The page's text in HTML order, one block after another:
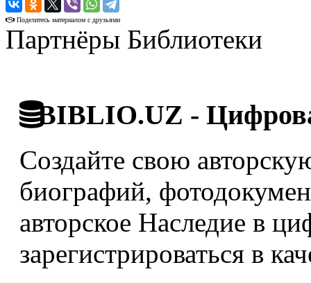
Поделитесь материалом с друзьями
Партнёры Библиотеки
BIBLIO.UZ -
Создайте свою
биографий,
авторское Наследие в
зарегистрироваться в